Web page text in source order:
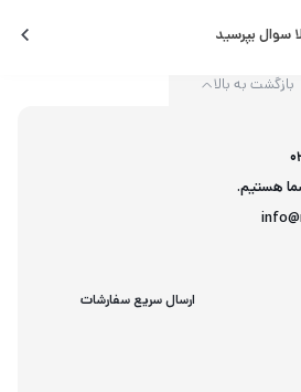
سوال بپرسید
هستیم.
بازگشت به بالا
ارسال سریع سفارشات